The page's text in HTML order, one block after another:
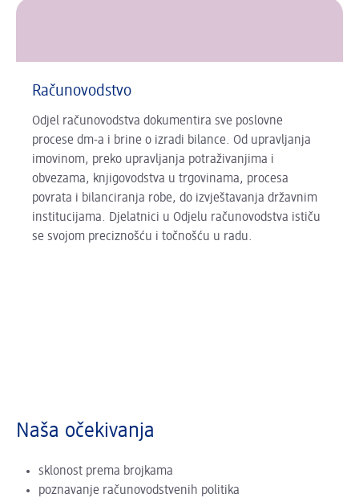
Računovodstvo
Odjel računovodstva dokumentira sve poslovne
procese dm-a i brine o izradi bilance. Od upravljanja
imovinom, preko upravljanja potraživanjima i
obvezama, knjigovodstva u trgovinama, procesa
povrata i bilanciranja robe, do izvještavanja državnim
institucijama. Djelatnici u Odjelu računovodstva ističu
se svojom preciznošću i točnošću u radu.
Naša očekivanja
sklonost prema brojkama
poznavanje računovodstvenih politika